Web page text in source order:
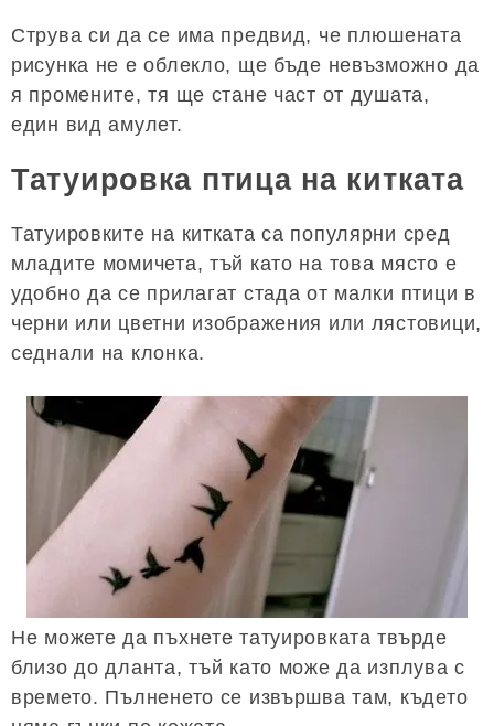
Струва си да се има предвид, че плюшената
рисунка не е облекло, ще бъде невъзможно да
я промените, тя ще стане част от душата,
един вид амулет.
Татуировка птица на китката
Татуировките на китката са популярни сред
младите момичета, тъй като на това място е
удобно да се прилагат стада от малки птици в
черни или цветни изображения или лястовици,
седнали на клонка.
Не можете да пъхнете татуировката твърде
близо до дланта, тъй като може да изплува с
времето. Пълненето се извършва там, където